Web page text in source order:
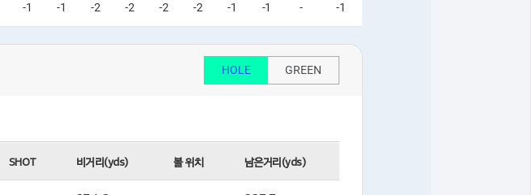
-1 -1 -2 -2 -2 -2 -1 -1 - -1
HOLE GREEN
SHOT 비거리(yds) 볼 위치 남은거리(yds)